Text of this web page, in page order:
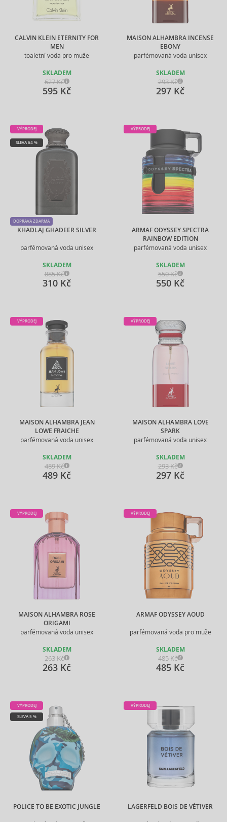
CALVIN KLEIN ETERNITY FOR
MEN
toaletní voda pro muže
SKLADEM
627 Kč
595 Kč
MAISON ALHAMBRA INCENSE
EBONY
parfémovaná voda unisex
SKLADEM
293 Kč
297 Kč
KHADLAJ GHADEER SILVER
parfémovaná voda unisex
VÝPRODEJ
SLEVA 64 %
DOPRAVA ZDARMA
SKLADEM
885 Kč
310 Kč
ARMAF ODYSSEY SPECTRA
RAINBOW EDITION
parfémovaná voda unisex
VÝPRODEJ
SKLADEM
550 Kč
550 Kč
MAISON ALHAMBRA JEAN
LOWE FRAICHE
parfémovaná voda unisex
VÝPRODEJ
SKLADEM
489 Kč
489 Kč
MAISON ALHAMBRA LOVE
SPARK
parfémovaná voda unisex
VÝPRODEJ
SKLADEM
293 Kč
297 Kč
MAISON ALHAMBRA ROSE
ORIGAMI
parfémovaná voda unisex
VÝPRODEJ
SKLADEM
263 Kč
263 Kč
ARMAF ODYSSEY AOUD
parfémovaná voda pro muže
VÝPRODEJ
SKLADEM
485 Kč
485 Kč
POLICE TO BE EXOTIC JUNGLE
VÝPRODEJ
SLEVA 5 %
LAGERFELD BOIS DE VÉTIVER
VÝPRODEJ